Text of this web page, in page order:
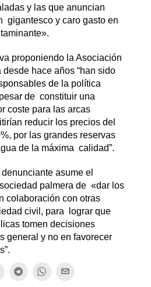
y las que anuncian
gigantesco y caro gasto en
proponiendo la Asociación
hace años “han sido
de la política
de constituir una
coste para las arcas
reducir los precios del
por las grandes reservas
de la máxima calidad”.
asume el
palmera de «dar los
colaboración con otras
civil, para lograr que
tomen decisiones
general y no en favorecer